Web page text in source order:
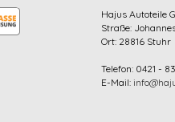
Hajus Autoteile
Straße:
Ort: 28816 Stuhr
Telefon: 0421 -
E-Mail: